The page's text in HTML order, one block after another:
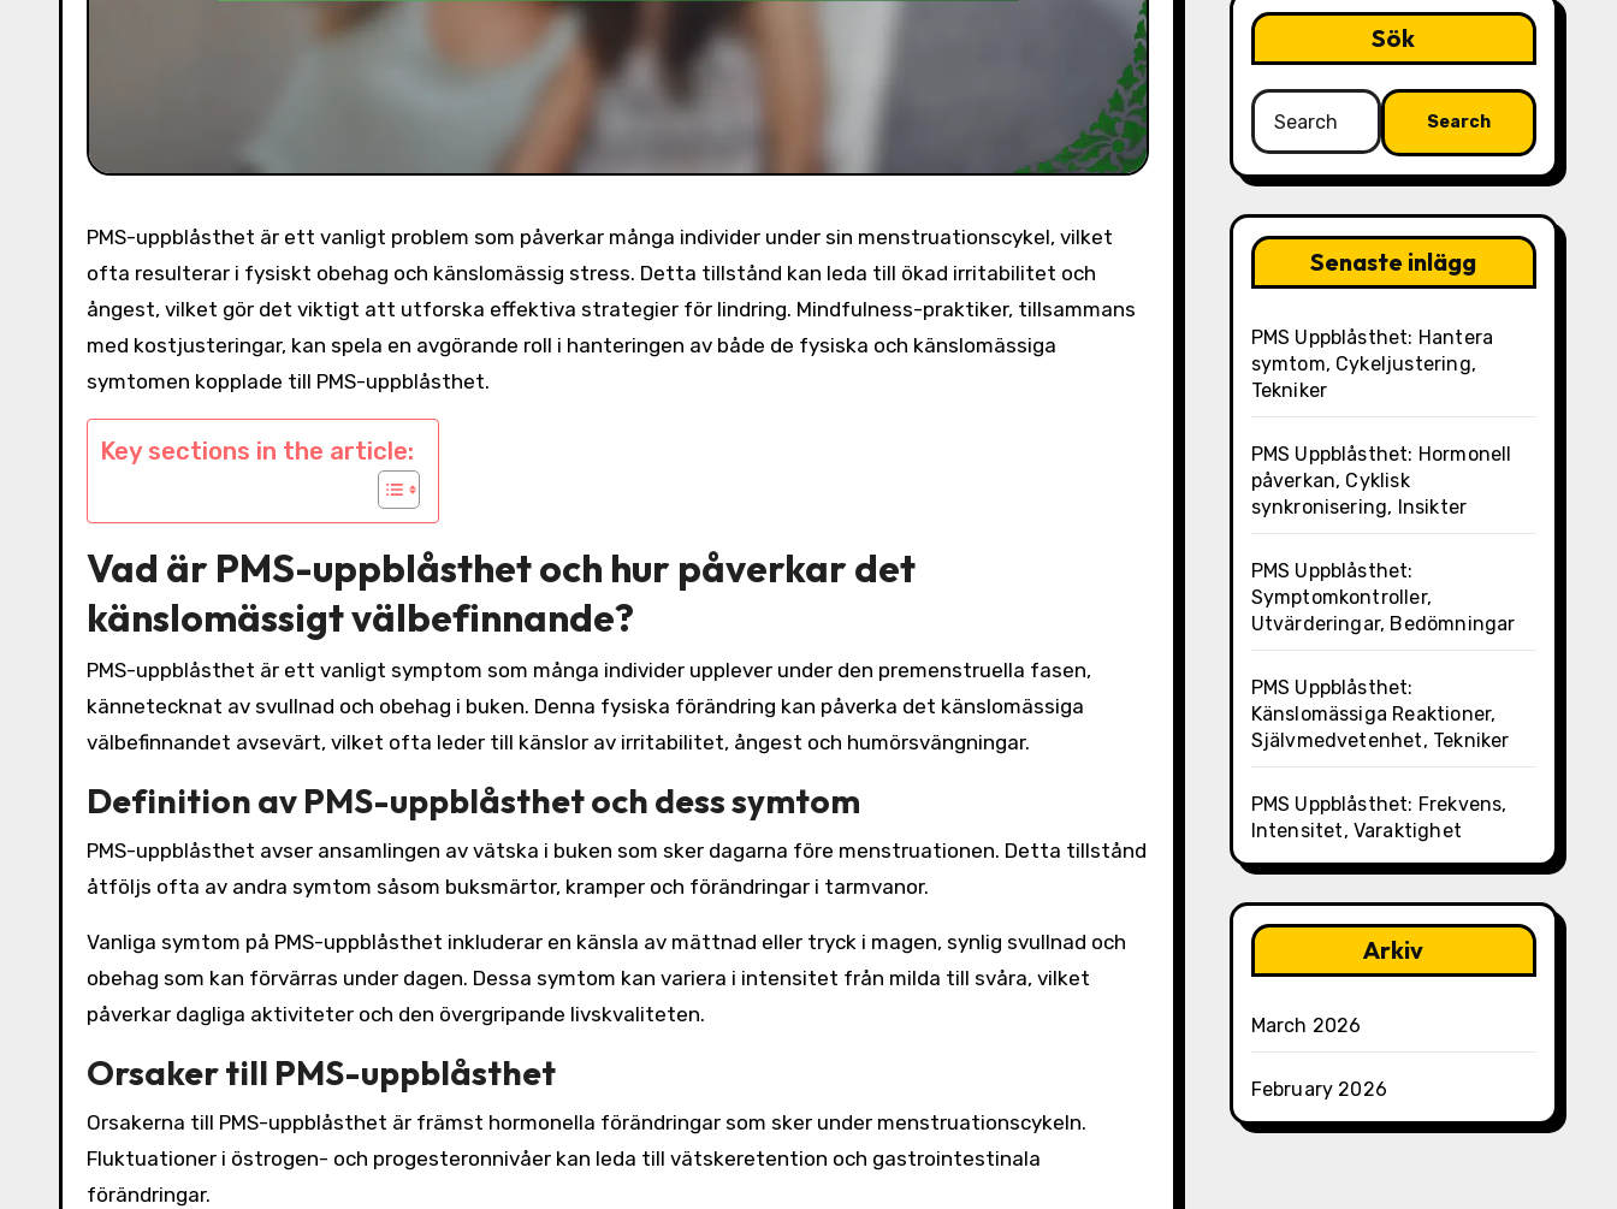
PMS-uppblåsthet är ett vanligt problem som påverkar många individer under sin menstruationscykel, vilket
ofta resulterar i fysiskt obehag och känslomässig stress. Detta tillstånd kan leda till ökad irritabilitet och
ångest, vilket gör det viktigt att utforska effektiva strategier för lindring. Mindfulness-praktiker, tillsammans
med kostjusteringar, kan spela en avgörande roll i hanteringen av både de fysiska och känslomässiga
symtomen kopplade till PMS-uppblåsthet.
Key sections in the article:
Vad är PMS-uppblåsthet och hur påverkar det
känslomässigt välbefinnande?
PMS-uppblåsthet är ett vanligt symptom som många individer upplever under den premenstruella fasen,
kännetecknat av svullnad och obehag i buken. Denna fysiska förändring kan påverka det känslomässiga
välbefinnandet avsevärt, vilket ofta leder till känslor av irritabilitet, ångest och humörsvängningar.
Definition av PMS-uppblåsthet och dess symtom
PMS-uppblåsthet avser ansamlingen av vätska i buken som sker dagarna före menstruationen. Detta tillstånd
åtföljs ofta av andra symtom såsom buksmärtor, kramper och förändringar i tarmvanor.
Vanliga symtom på PMS-uppblåsthet inkluderar en känsla av mättnad eller tryck i magen, synlig svullnad och
obehag som kan förvärras under dagen. Dessa symtom kan variera i intensitet från milda till svåra, vilket
påverkar dagliga aktiviteter och den övergripande livskvaliteten.
Orsaker till PMS-uppblåsthet
Orsakerna till PMS-uppblåsthet är främst hormonella förändringar som sker under menstruationscykeln.
Fluktuationer i östrogen- och progesteronnivåer kan leda till vätskeretention och gastrointestinala
förändringar.
Sök
Search
for:
Senaste inlägg
PMS Uppblåsthet: Hantera
symtom, Cykeljustering,
Tekniker
PMS Uppblåsthet: Hormonell
påverkan, Cyklisk
synkronisering, Insikter
PMS Uppblåsthet:
Symptomkontroller,
Utvärderingar, Bedömningar
PMS Uppblåsthet:
Känslomässiga Reaktioner,
Självmedvetenhet, Tekniker
PMS Uppblåsthet: Frekvens,
Intensitet, Varaktighet
Arkiv
March 2026
February 2026